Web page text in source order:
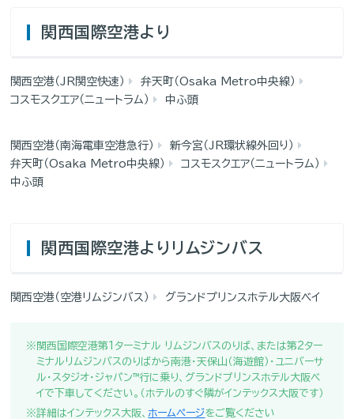
関西国際空港より
関西空港（JR関空快速）
弁天町（Osaka Metro中央線）
コスモスクエア（ニュートラム）
中ふ頭
関西空港（南海電車空港急行）
新今宮（JR環状線外回り）
弁天町（Osaka Metro中央線）
コスモスクエア（ニュートラム）
中ふ頭
関西国際空港よりリムジンバス
関西空港（空港リムジンバス） グランドプリンスホテル大阪ベイ
※関西国際空港第1ターミナル リムジンバスのりば、または第2ター
ミナルリムジンバスのりばから南港・天保山（海遊館）・ユニバーサ
ル・スタジオ・ジャパン™行に乗り、グランドプリンスホテル大阪ベ
イで下車してください。（ホテルのすぐ隣がインテックス大阪です）
※詳細はインテックス大阪、 ホームページをご覧ください